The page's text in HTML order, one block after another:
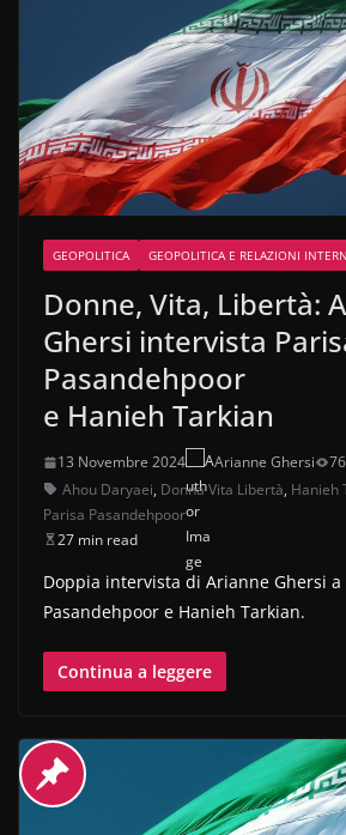
GEOPOLITICA GEOPOLITICA E RELAZIONI
Donne, Vita, Libertà:
Ghersi intervista
Pasandehpoor
e Hanieh Tarkian
13 Novembre 2024 Arianne Ghersi
Ahou Daryaei, Donna Vita Libertà, Hanieh
Parisa Pasandehpoor
27 min read
Doppia intervista di Arianne Ghersi a
Pasandehpoor e Hanieh Tarkian.
Continua a leggere